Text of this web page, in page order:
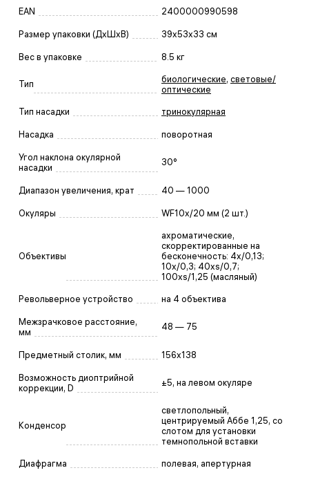
EAN 2400000990598
Размер упаковки (ДxШxВ) 39x53x33 см
Вес в упаковке 8.5 кг
Тип биологические, световые/
оптические
Тип насадки тринокулярная
Насадка поворотная
Угол наклона окулярной
насадки
30°
Диапазон увеличения, крат 40 — 1000
Окуляры WF10x/20 мм (2 шт.)
Объективы
ахроматические,
скорректированные на
бесконечность: 4x/0,13;
10x/0,3; 40xs/0,7;
100xs/1,25 (масляный)
Револьверное устройство на 4 объектива
Межзрачковое расстояние,
мм
48 — 75
Предметный столик, мм 156x138
Возможность диоптрийной
коррекции, D
±5, на левом окуляре
Конденсор
светлопольный,
центрируемый Аббе 1,25, со
слотом для установки
темнопольной вставки
Диафрагма полевая, апертурная